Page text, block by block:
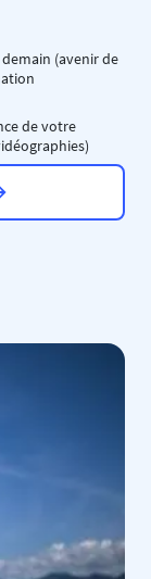
(avenir de
de votre